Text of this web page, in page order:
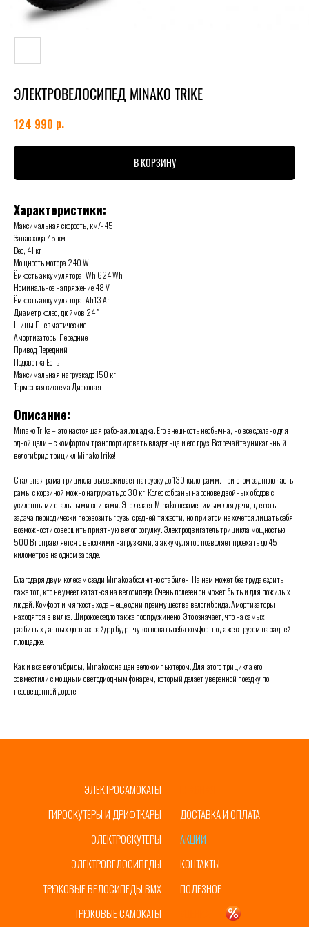
ЭЛЕКТРОВЕЛОСИПЕД MINAKO TRIKE
124 990 р.
В КОРЗИНУ
Характеристики:
Максимальная скорость, км/ч45
Запас хода 45 км
Вес, 41 кг
Мощность мотора 240 W
Ёмкость аккумулятора, Wh 624 Wh
Номинальное напряжение 48 V
Ёмкость аккумулятора, Ah13 Ah
Диаметр колес, дюймов 24 "
Шины Пневматические
Амортизаторы Передние
Привод Передний
Подсветка Есть
Максимальная нагрузкадо 150 кг
Тормозная система Дисковая
Описание:
Minako Trike – это настоящая рабочая лошадка. Его внешность необычна, но все сделано для
одной цели – с комфортом транспортировать владельца и его груз. Встречайте уникальный
велогибрид трицикл Minako Trike!
Стальная рама трицикла выдерживает нагрузку до 130 килограмм. При этом заднюю часть
рамы с корзиной можно нагружать до 30 кг. Колес собраны на основе двойных ободов с
усиленными стальными спицами. Это делает Minako незаменимым для дачи, где есть
задача периодически перевозить грузы средней тяжести, но при этом не хочется лишать себя
возможности совершить приятную велопрогулку. Электродвигатель трицикла мощностью
500 Вт справляется с высокими нагрузками, а аккумулятор позволяет проехать до 45
километров на одном заряде.
Благодаря двум колесам сзади Minako абсолютно стабилен. На нем может без труда ездить
даже тот, кто не умеет кататься на велосипеде. Очень полезен он может быть и для пожилых
людей. Комфорт и мягкость хода – еще одни преимущества велогибрида. Амортизаторы
находятся в вилке. Широкое седло также подпружинено. Это означает, что на самых
разбитых дачных дорогах райдер будет чувствовать себя комфортно даже с грузом на задней
площадке.
Как и все велогибриды, Minako оснащен велокомпьютером. Для этого трицикла его
совместили с мощным светодиодным фонарем, который делает уверенной поездку по
неосвещенной дороге.
ЭЛЕКТРОСАМОКАТЫ
ГИРОСКУТЕРЫ И ДРИФТКАРЫ
ЭЛЕКТРОСКУТЕРЫ
ЭЛЕКТРОВЕЛОСИПЕДЫ
ТРЮКОВЫЕ ВЕЛОСИПЕДЫ BMX
ДОСТАВКА И ОПЛАТА
АКЦИИ
КОНТАКТЫ
ПОЛЕЗНОЕ
ТРЮКОВЫЕ САМОКАТЫ